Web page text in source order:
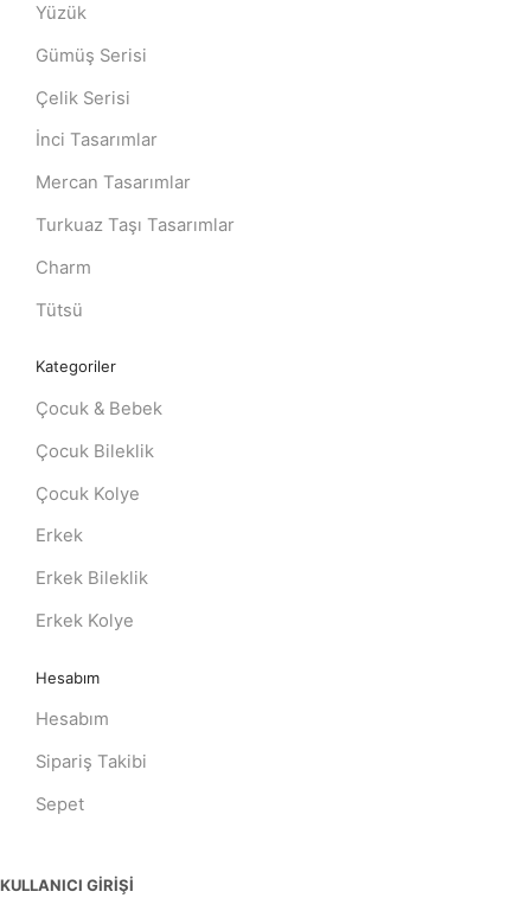
Yüzük
Gümüş Serisi
Çelik Serisi
İnci Tasarımlar
Mercan Tasarımlar
Turkuaz Taşı Tasarımlar
Charm
Tütsü
Kategoriler
Çocuk & Bebek
Çocuk Bileklik
Çocuk Kolye
Erkek
Erkek Bileklik
Erkek Kolye
Hesabım
Hesabım
Sipariş Takibi
Sepet
KULLANICI GİRİŞİ